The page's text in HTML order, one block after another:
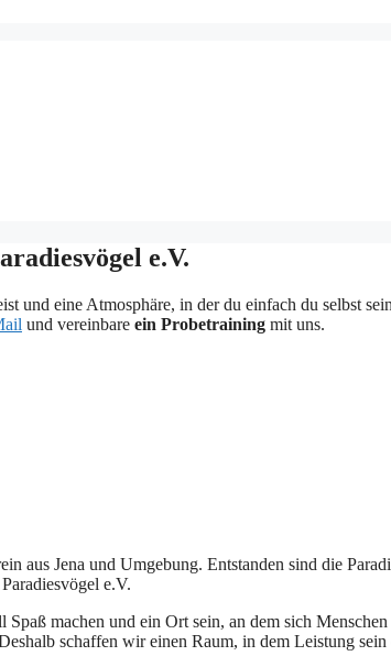
e.V.
und eine Atmosphäre, in der du einfach du selbst
und vereinbare ein Probetraining mit uns.
aus Jena und Umgebung. Entstanden sind die
e.V.
Spaß machen und ein Ort sein, an dem sich
schaffen wir einen Raum, in dem Leistung